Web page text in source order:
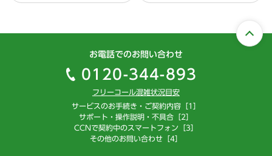
お電話でのお問い合わせ
0120-344-893
フリーコール混雑状況目安
サービスのお手続き・ご契約内容［1］
サポート・操作説明・不具合［2］
CCNで契約中のスマートフォン［3］
その他のお問い合わせ［4］